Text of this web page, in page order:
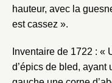
hauteur, avec la
est cassez ».
Inventaire de 1722 : «
d’épics de bled, ayant